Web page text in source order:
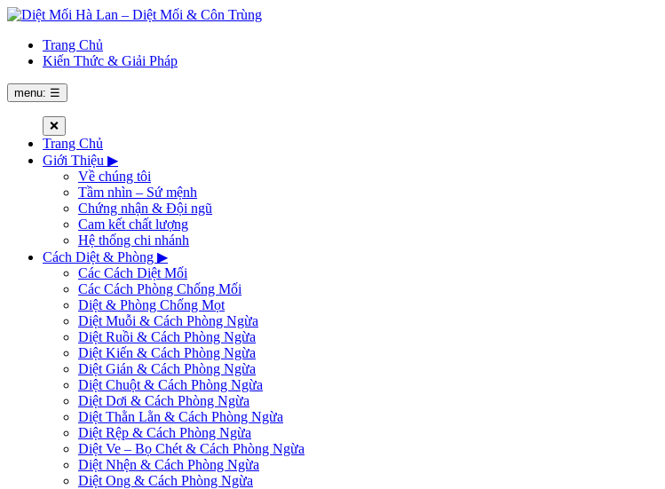
Trang Chủ
Kiến Thức & Giải Pháp
menu: ☰
❌
Trang Chủ
Giới Thiệu ▶
Về chúng tôi
Tầm nhìn – Sứ mệnh
Chứng nhận & Đội ngũ
Cam kết chất lượng
Hệ thống chi nhánh
Cách Diệt & Phòng ▶
Các Cách Diệt Mối
Các Cách Phòng Chống Mối
Diệt & Phòng Chống Mọt
Diệt Muỗi & Cách Phòng Ngừa
Diệt Ruồi & Cách Phòng Ngừa
Diệt Kiến & Cách Phòng Ngừa
Diệt Gián & Cách Phòng Ngừa
Diệt Chuột & Cách Phòng Ngừa
Diệt Dơi & Cách Phòng Ngừa
Diệt Thằn Lằn & Cách Phòng Ngừa
Diệt Rệp & Cách Phòng Ngừa
Diệt Ve – Bọ Chét & Cách Phòng Ngừa
Diệt Nhện & Cách Phòng Ngừa
Diệt Ong & Cách Phòng Ngừa